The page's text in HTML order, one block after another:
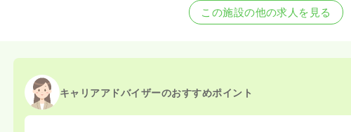
この施設の他の求人を見る
キャリアアドバイザーのおすすめポイント